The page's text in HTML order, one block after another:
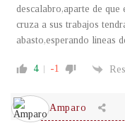
descalabro,aparte de que
cruza a sus trabajos
abasto,esperando lineas
4 -1
Amparo